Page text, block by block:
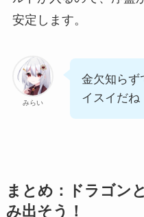
安定します。
みらい
金欠知らず
イスイだね
まとめ：ドラゴン
み出そう！